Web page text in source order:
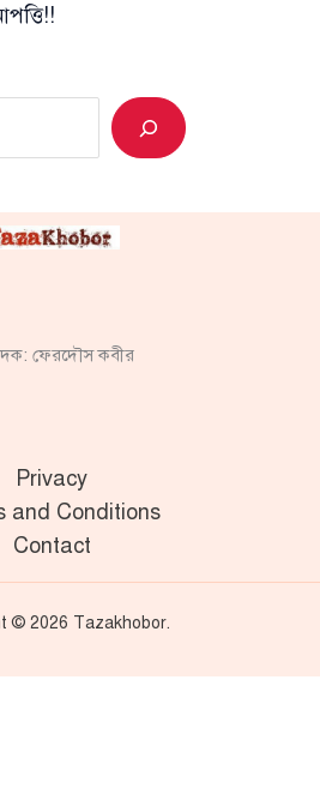
ফেরদৌস কবীর
Privacy
and Conditions
Contact
© 2026 Tazakhobor.